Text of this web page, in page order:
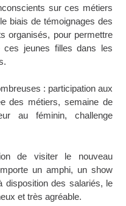
sur ces métiers
biais de témoignages des
organisés, pour permettre
ces jeunes filles dans les
: participation aux
des métiers, semaine de
au féminin, challenge
de visiter le nouveau
un amphi, un show
disposition des salariés, le
et très agréable.